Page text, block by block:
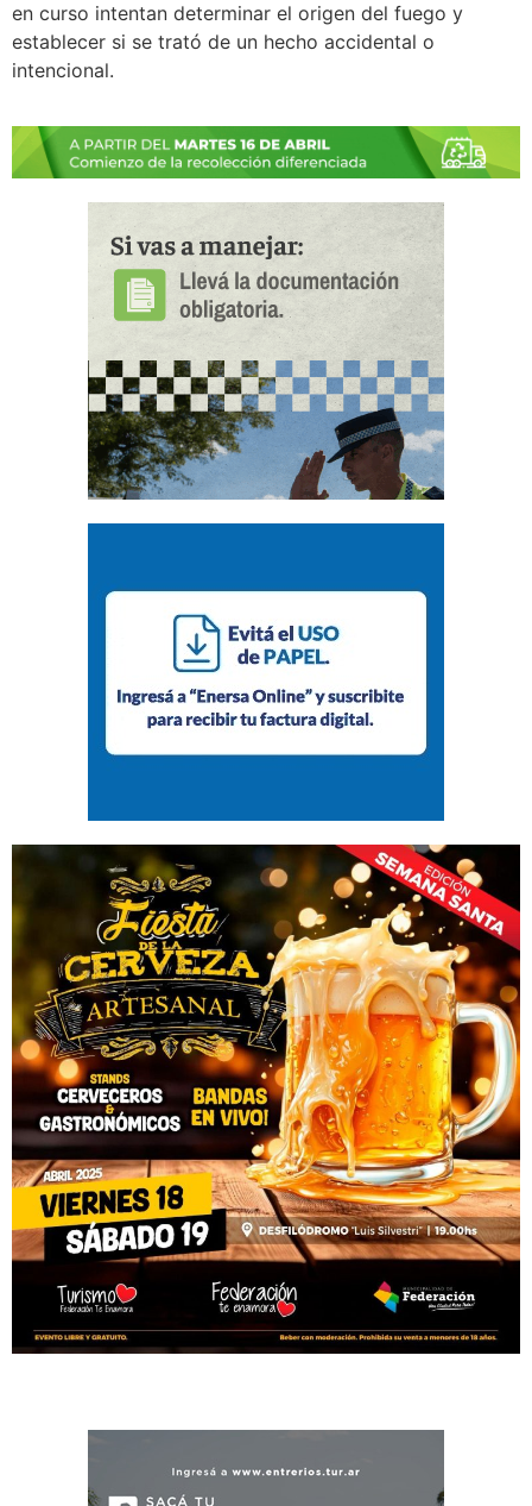
en curso intentan determinar el origen del fuego y
establecer si se trató de un hecho accidental o
intencional.